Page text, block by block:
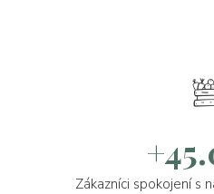
Zákazníci spokojení s